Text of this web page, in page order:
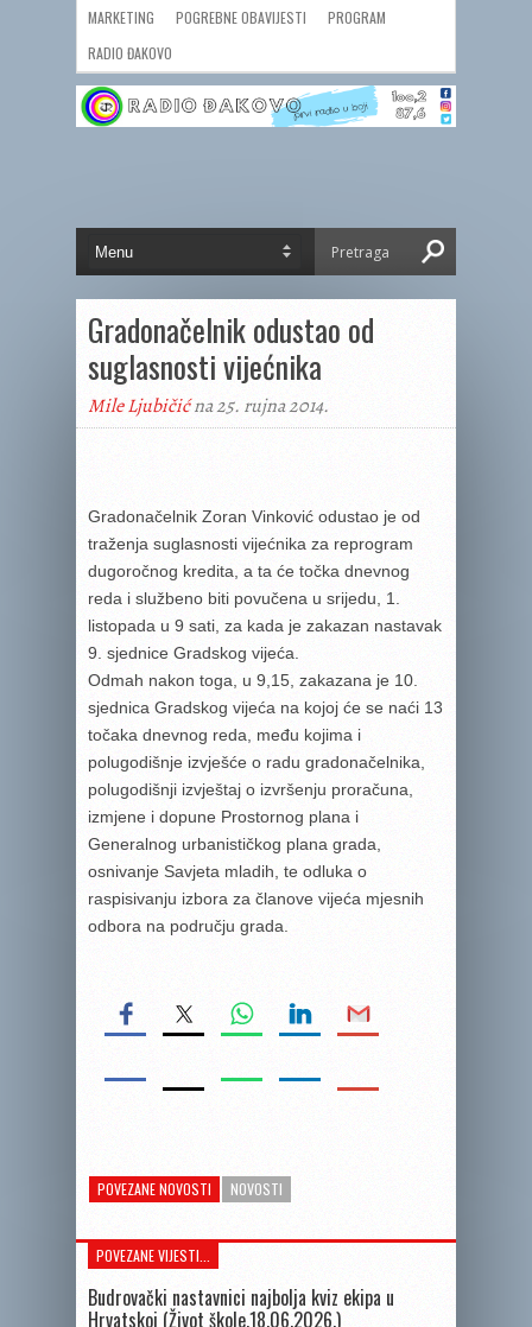
MARKETING POGREBNE OBAVIJESTI
PROGRAM
RADIO ĐAKOVO
Gradonačelnik odustao od
suglasnosti vijećnika
Mile Ljubičićna 25. rujna 2014.
Gradonačelnik Zoran Vinković odustao je od
traženja suglasnosti vijećnika za reprogram
dugoročnog kredita, a ta će točka dnevnog
reda i službeno biti povučena u srijedu, 1.
listopada u 9 sati, za kada je zakazan nastavak
9. sjednice Gradskog vijeća.
Odmah nakon toga, u 9,15, zakazana je 10.
sjednica Gradskog vijeća na kojoj će se naći 13
točaka dnevnog reda, među kojima i
polugodišnje izvješće o radu gradonačelnika,
polugodišnji izvještaj o izvršenju proračuna,
izmjene i dopune Prostornog plana i
Generalnog urbanističkog plana grada,
osnivanje Savjeta mladih, te odluka o
raspisivanju izbora za članove vijeća mjesnih
odbora na području grada.
POVEZANE NOVOSTI NOVOSTI
POVEZANE VIJESTI...
Budrovački nastavnici najbolja kviz ekipa u
Hrvatskoj (Život škole,18.06.2026.)